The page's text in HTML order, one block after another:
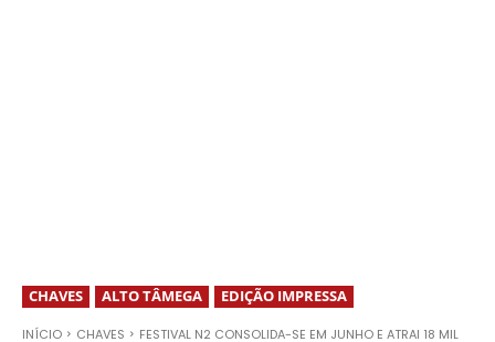
CHAVES ALTO TÂMEGA EDIÇÃO IMPRESSA
INÍCIO CHAVES
FESTIVAL N2 CONSOLIDA-SE EM JUNHO E ATRAI 18 MIL